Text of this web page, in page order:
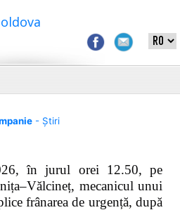
- Știri
în jurul orei 12.50, pe
mecanicul unui
frânarea de urgență, după